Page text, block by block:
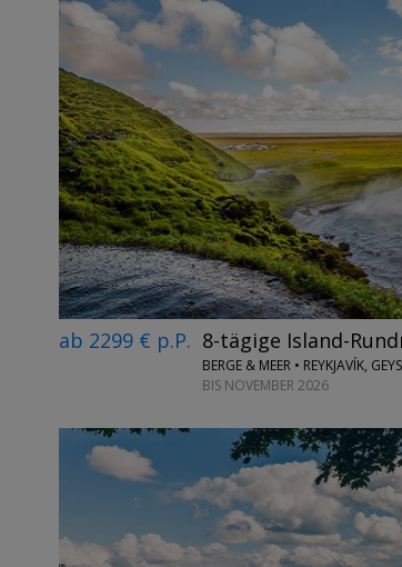
ab 2299 € p.P. 8-tägige Island-
BERGE & MEER • REYKJAVÍK,
BIS NOVEMBER 2026